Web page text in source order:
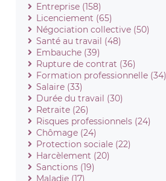
Entreprise (158)
Licenciement (65)
Négociation collective (50)
Santé au travail (48)
Embauche (39)
Rupture de contrat (36)
Formation professionnelle (34)
Salaire (33)
Durée du travail (30)
Retraite (26)
Risques professionnels (24)
Chômage (24)
Protection sociale (22)
Harcèlement (20)
Sanctions (19)
Maladie (17)